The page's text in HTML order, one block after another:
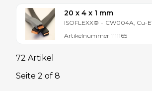
20 x 4 x 1 mm
ISOFLEXX® - CW004A, Cu-
Artikelnummer 1111165
72 Artikel
Seite 2 of 8